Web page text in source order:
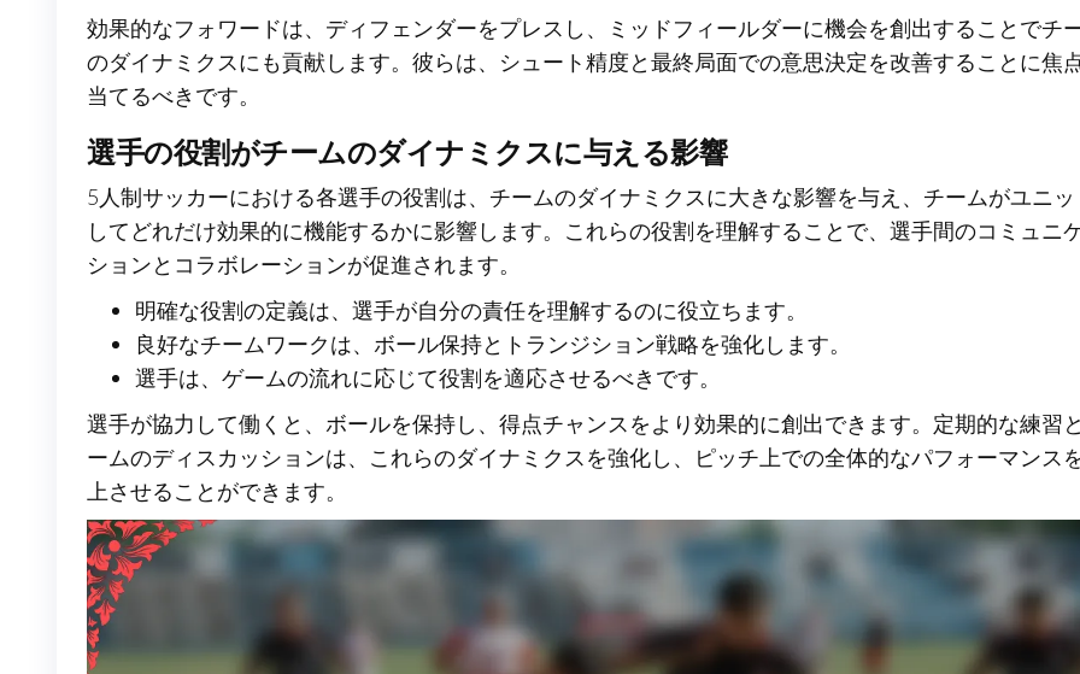
効果的なフォワードは、ディフェンダーをプレスし、ミッドフィールダーに機会を創出することでチ
のダイナミクスにも貢献します。彼らは、シュート精度と最終局面での意思決定を改善することに焦
当てるべきです。
選手の役割がチームのダイナミクスに与える影響
5人制サッカーにおける各選手の役割は、チームのダイナミクスに大きな影響を与え、チームがユニッ
してどれだけ効果的に機能するかに影響します。これらの役割を理解することで、選手間のコミュニ
ションとコラボレーションが促進されます。
明確な役割の定義は、選手が自分の責任を理解するのに役立ちます。
良好なチームワークは、ボール保持とトランジション戦略を強化します。
選手は、ゲームの流れに応じて役割を適応させるべきです。
選手が協力して働くと、ボールを保持し、得点チャンスをより効果的に創出できます。定期的な練習
ームのディスカッションは、これらのダイナミクスを強化し、ピッチ上での全体的なパフォーマンス
上させることができます。